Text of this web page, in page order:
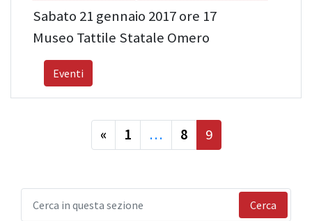
Sabato 21 gennaio 2017 ore 17
Museo Tattile Statale Omero
Eventi
precedente
« 1 … 8 9
Cerca